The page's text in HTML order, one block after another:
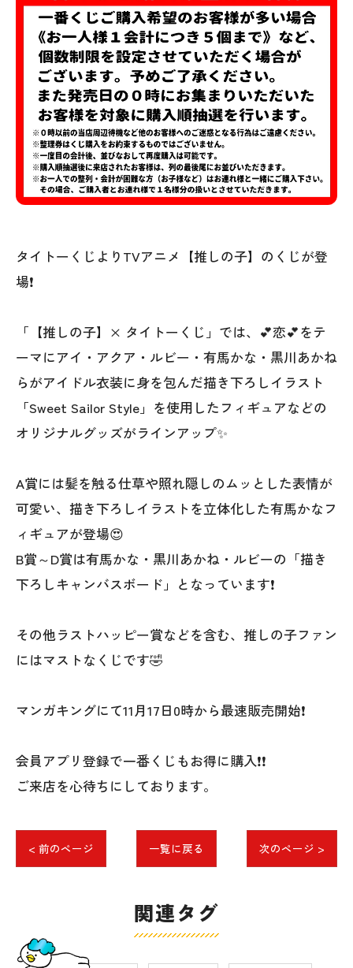
タイトーくじよりTVアニメ【推しの子】のくじが登
場❗
「【推しの子】× タイトーくじ」では、💕恋💕をテ
ーマにアイ・アクア・ルビー・有馬かな・黒川あかね
らがアイドル衣装に身を包んだ描き下ろしイラスト
「Sweet Sailor Style」を使用したフィギュアなどの
オリジナルグッズがラインアップ✨
A賞には髪を触る仕草や照れ隠しのムッとした表情が
可愛い、描き下ろしイラストを立体化した有馬かなフ
ィギュアが登場😍
B賞～D賞は有馬かな・黒川あかね・ルビーの「描き
下ろしキャンバスボード」となっています❗
その他ラストハッピー賞などを含む、推しの子ファン
にはマストなくじです🤣
マンガキングにて11月17日0時から最速販売開始❗
会員アプリ登録で一番くじもお得に購入❗❗
ご来店を心待ちにしております。
< 前のページ 一覧に戻る 次のページ >
関連タグ